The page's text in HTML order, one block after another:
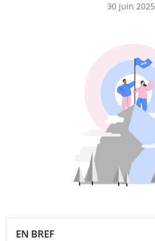
30 juin 2025
EN BREF